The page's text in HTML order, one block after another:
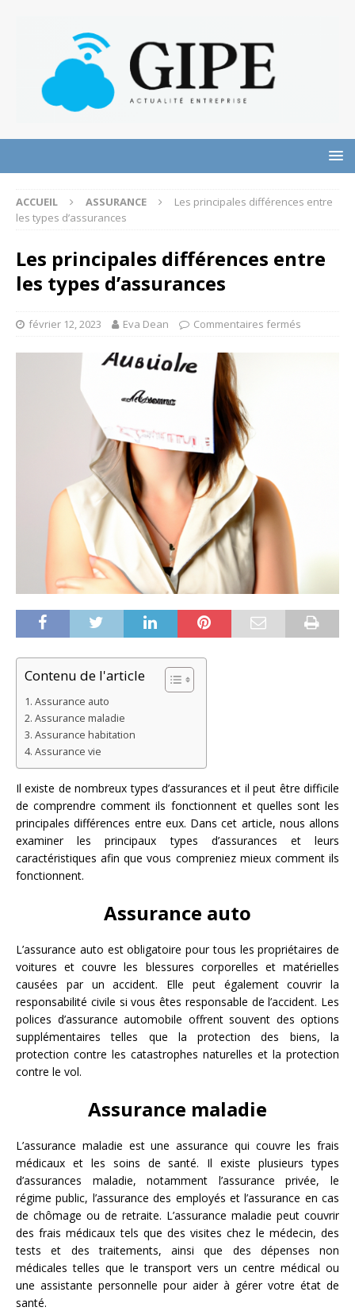
ACCUEIL ASSURANCE
Les principales différences entre
les types d’assurances
Les principales différences entre
les types d’assurances
février 12, 2023 Eva Dean Commentaires fermés
Contenu de l'article
Assurance auto
Assurance maladie
Assurance habitation
Assurance vie
Il existe de nombreux types d’assurances et il peut être difficile
de comprendre comment ils fonctionnent et quelles sont les
principales différences entre eux. Dans cet article, nous allons
examiner les principaux types d’assurances et leurs
caractéristiques afin que vous compreniez mieux comment ils
fonctionnent.
Assurance auto
L’assurance auto est obligatoire pour tous les propriétaires de
voitures et couvre les blessures corporelles et matérielles
causées par un accident. Elle peut également couvrir la
responsabilité civile si vous êtes responsable de l’accident. Les
polices d’assurance automobile offrent souvent des options
supplémentaires telles que la protection des biens, la
protection contre les catastrophes naturelles et la protection
contre le vol.
Assurance maladie
L’assurance maladie est une assurance qui couvre les frais
médicaux et les soins de santé. Il existe plusieurs types
d’assurances maladie, notamment l’assurance privée, le
régime public, l’assurance des employés et l’assurance en cas
de chômage ou de retraite. L’assurance maladie peut couvrir
des frais médicaux tels que des visites chez le médecin, des
tests et des traitements, ainsi que des dépenses non
médicales telles que le transport vers un centre médical ou
une assistante personnelle pour aider à gérer votre état de
santé.